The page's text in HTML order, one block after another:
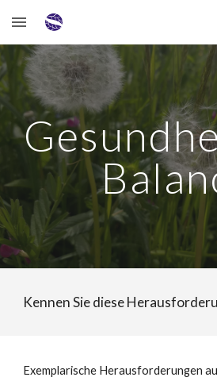
Skip to main content
Kennen Sie diese
Exemplarische Herausforderungen